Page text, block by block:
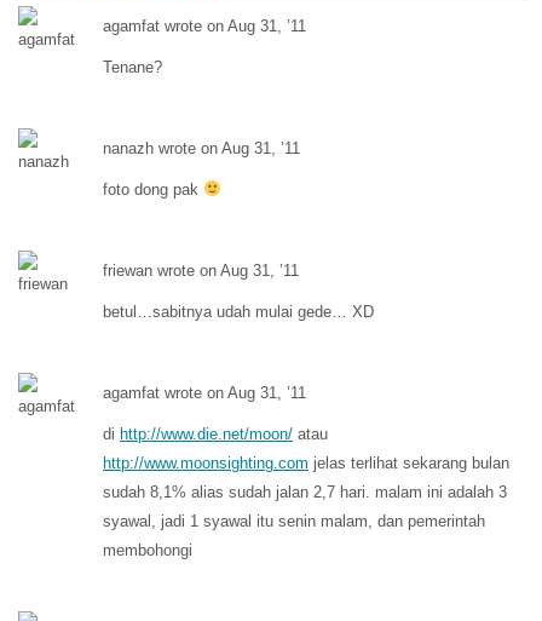
agamfat wrote on Aug 31, ’11
Tenane?
nanazh wrote on Aug 31, ’11
foto dong pak
friewan wrote on Aug 31, ’11
betul…sabitnya udah mulai gede… XD
agamfat wrote on Aug 31, ’11
di http://www.die.net/moon/ atau
http://www.moonsighting.com jelas terlihat sekarang bulan
sudah 8,1% alias sudah jalan 2,7 hari. malam ini adalah 3
syawal, jadi 1 syawal itu senin malam, dan pemerintah
membohongi